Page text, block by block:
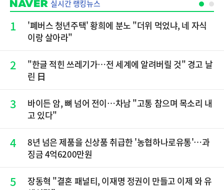
실시간 랭킹뉴스
1
'폐버스 청년주택' 황희에 분노 "더위 먹었냐, 네 자식
이랑 살아라"
2
"한글 적힌 쓰레기가…전 세계에 알려버릴 것" 경고 날
린 日
3
바이든 암, 뼈 넘어 전이…차남 "고통 참으며 목소리 내
고 있다"
4
8년 넘은 제품을 신상품 취급한 '농협하나로유통'…과
징금 4억6200만원
5
장동혁 "결혼 패널티, 이재명 정권이 만들고 이제 와 유